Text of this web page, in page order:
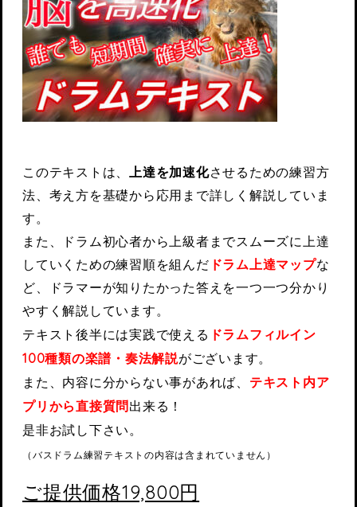
このテキストは、上達を加速化させるための練習方
法、考え方を基礎から応用まで詳しく解説していま
す。
また、ドラム初心者から上級者までスムーズに上達
していくための練習順を組んだ ドラム上達マップな
ど、ドラマーが知りたかった答えを一つ一つ分かり
やすく解説しています。
テキスト後半には実践で使える ドラムフィルイン
100種類の楽譜・奏法解説がございます。
また、内容に分からない事があれば、 テキスト内ア
プリから直接質問 出来る！
是非お試し下さい。
（バスドラム練習テキストの内容は含まれていません）
ご提供価格19,800円